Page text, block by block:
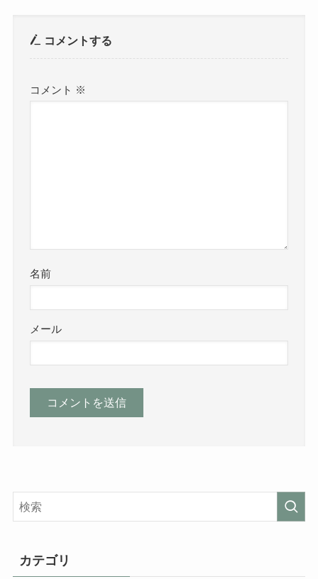
コメントする
コメント ※
名前
メール
カテゴリ